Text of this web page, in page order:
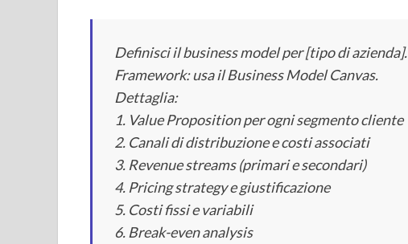
Definisci il business model per [tipo di azienda].
Framework: usa il Business Model Canvas.
Dettaglia:
1. Value Proposition per ogni segmento cliente
2. Canali di distribuzione e costi associati
3. Revenue streams (primari e secondari)
4. Pricing strategy e giustificazione
5. Costi fissi e variabili
6. Break-even analysis